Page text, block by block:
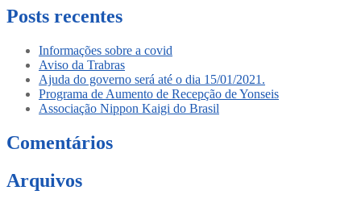
Posts recentes
Informações sobre a covid
Aviso da Trabras
Ajuda do governo será até o dia 15/01/2021.
Programa de Aumento de Recepção de Yonseis
Associação Nippon Kaigi do Brasil
Comentários
Arquivos